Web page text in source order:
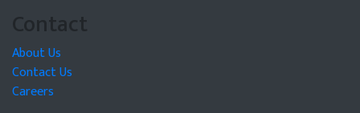
Contact
About Us
Contact Us
Careers